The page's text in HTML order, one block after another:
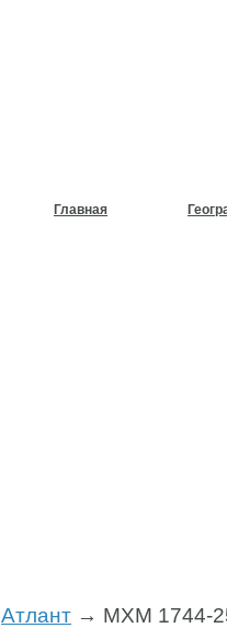
Главная
Атлант → МХМ 1744-